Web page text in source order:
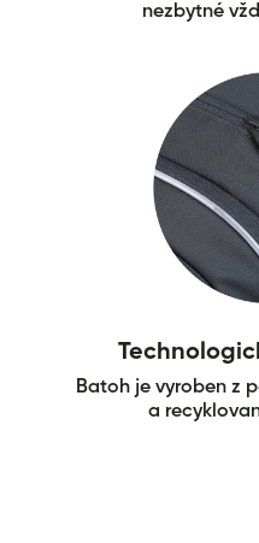
nezbytné
Batoh je vyroben z
a